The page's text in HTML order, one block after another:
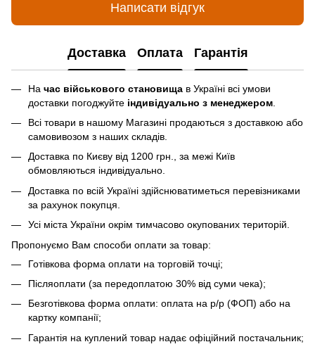
Написати відгук
Доставка Оплата Гарантія
На час військового становища в Україні всі умови
доставки погоджуйте індивідуально з менеджером
Всі товари в нашому Магазині продаються з доставкою або
самовивозом з наших складів.
Доставка по Києву від 1200 грн., за межі Київ
обмовляються індивідуально.
Доставка по всій Україні здійснюватиметься перевізниками
за рахунок покупця.
Усі міста України окрім тимчасово окупованих територій.
Пропонуємо Вам способи оплати за товар:
Готівкова форма оплати на торговій точці;
Післяоплати (за передоплатою 30% від суми чека);
Безготівкова форма оплати: оплата на р/р (ФОП) або на
картку компанії;
Гарантія на куплений товар надає офіційний постачальник;